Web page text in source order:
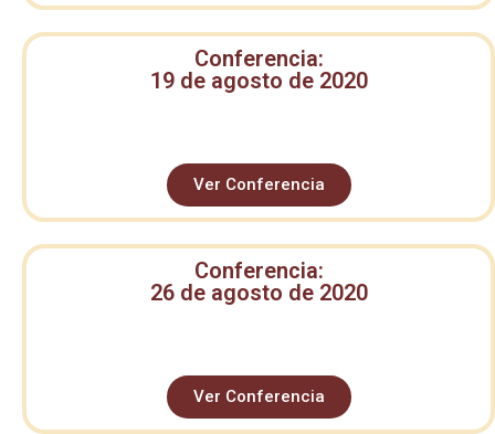
Conferencia:
19 de agosto de 2020
Ver Conferencia
Conferencia:
26 de agosto de 2020
Ver Conferencia